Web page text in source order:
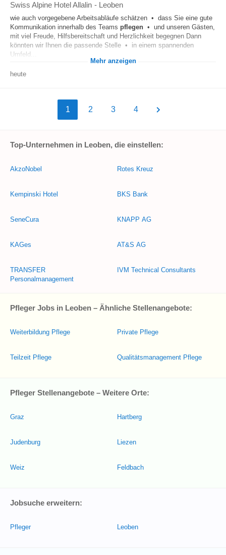
Swiss Alpine Hotel Allalin - Leoben
wie auch vorgegebene Arbeitsabläufe schätzen • dass Sie eine gute
Kommunikation innerhalb des Teams pflegen • und unseren Gästen,
mit viel Freude, Hilfsbereitschaft und Herzlichkeit begegnen Dann
könnten wir Ihnen die passende Stelle • in einem spannenden
Umfeld...
Mehr anzeigen
heute
1 2 3 4
Top-Unternehmen in Leoben, die einstellen:
AkzoNobel
Kempinski Hotel
SeneCura
KAGes
TRANSFER
Personalmanagement
Rotes Kreuz
BKS Bank
KNAPP AG
AT&S AG
IVM Technical Consultants
Pfleger Jobs in Leoben – Ähnliche Stellenangebote:
Weiterbildung Pflege
Teilzeit Pflege
Private Pflege
Qualitätsmanagement Pflege
Pfleger Stellenangebote – Weitere Orte:
Graz
Judenburg
Weiz
Hartberg
Liezen
Feldbach
Jobsuche erweitern:
Pfleger Leoben